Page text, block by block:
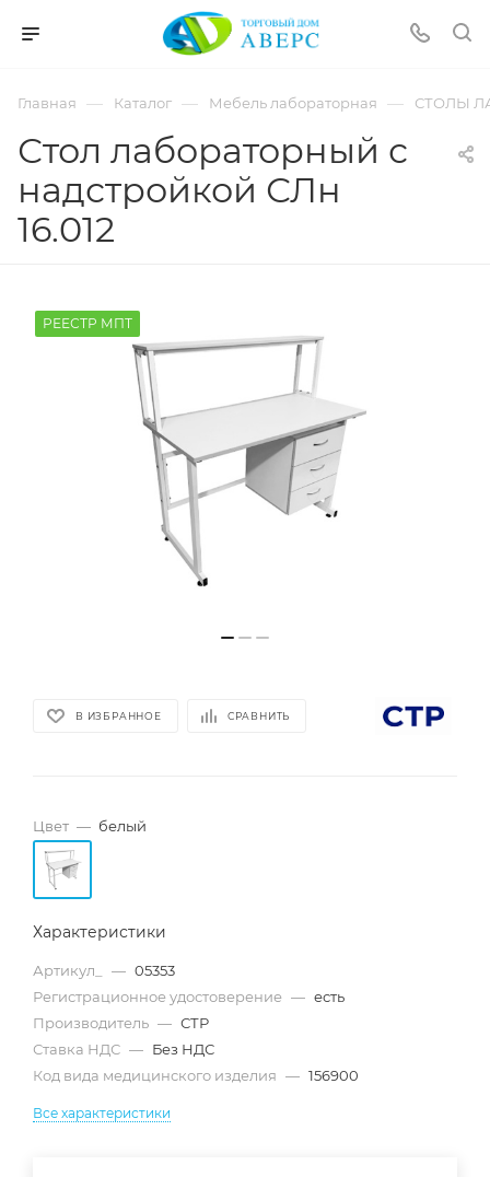
Главная — Каталог — Мебель лабораторная — СТОЛЫ
Стол лабораторный с
надстройкой СЛн
16.012
РЕЕСТР МПТ
В ИЗБРАННОЕ СРАВНИТЬ
Цвет — белый
Характеристики
Артикул_ — 05353
Регистрационное удостоверение — есть
Производитель — СТР
Ставка НДС — Без НДС
Код вида медицинского изделия — 156900
Все характеристики
pornspider.info
xnxx